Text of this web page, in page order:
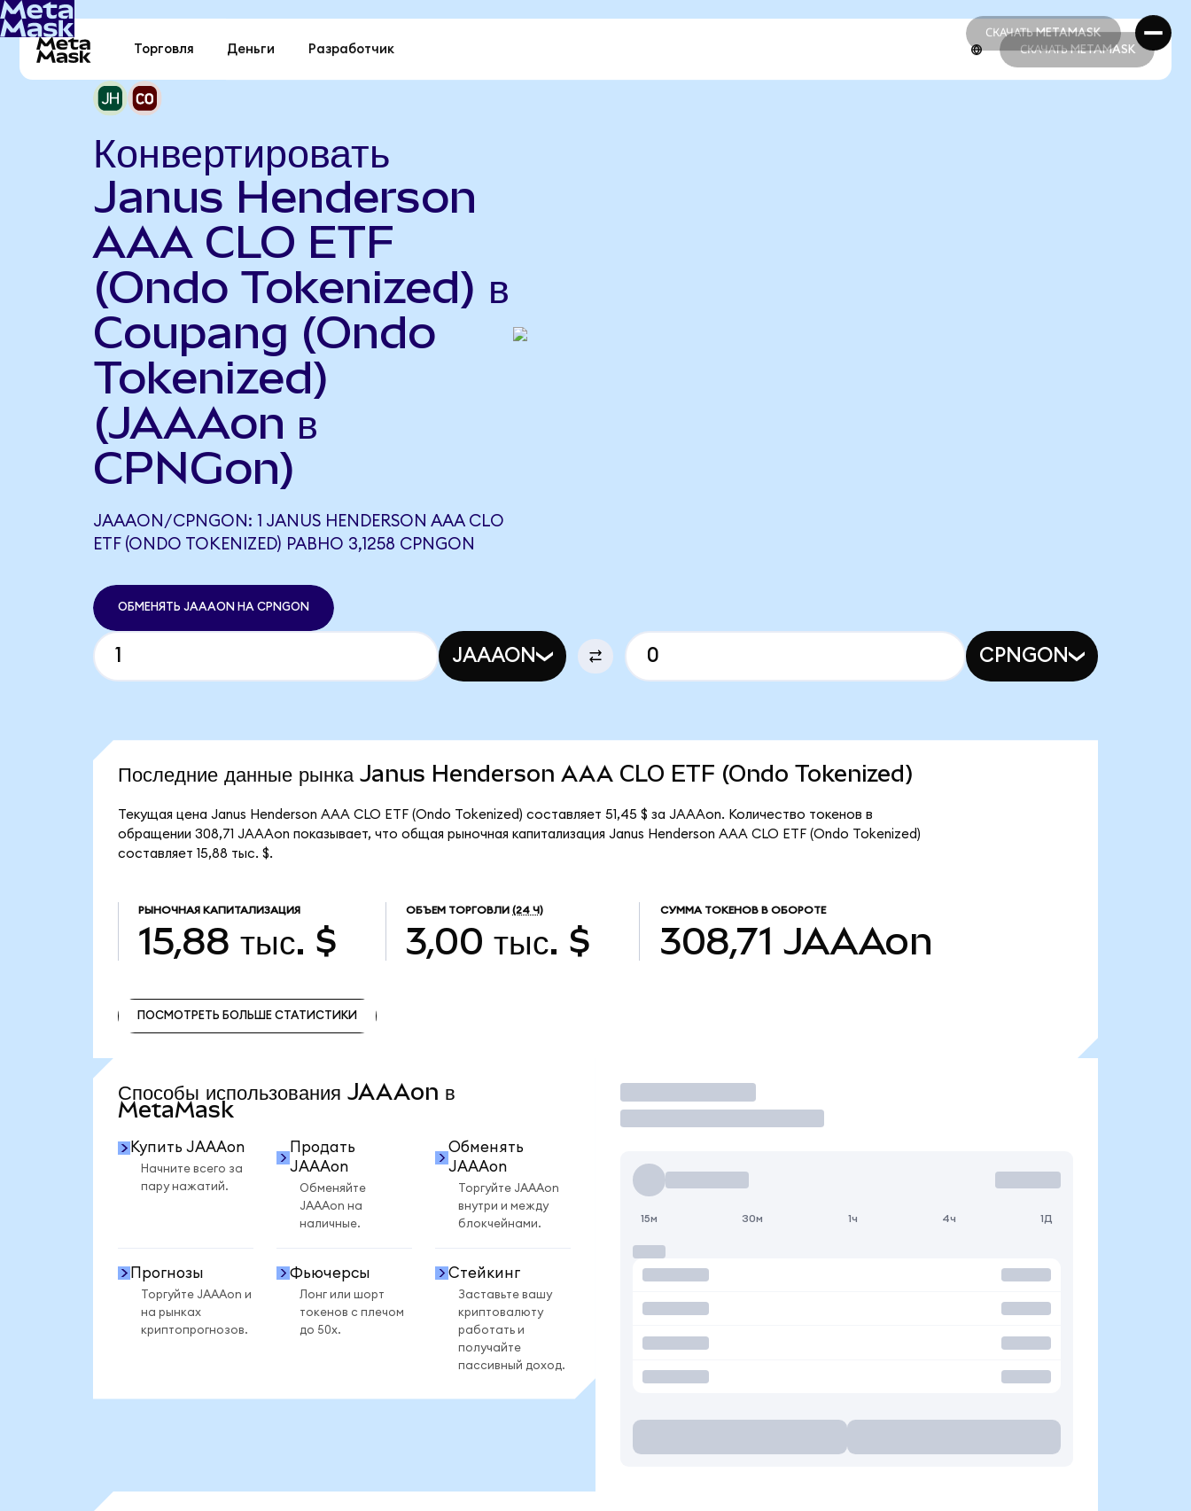
СКАЧАТЬ METAMASK
СКАЧАТЬ METAMASK
Торговля Деньги Разработчик СКАЧАТЬ METAMASK
Конвертировать
Janus Henderson
AAA CLO ETF
(Ondo Tokenized) в
Coupang (Ondo
Tokenized)
(JAAAon в
CPNGon)
JAAAON/CPNGON: 1 JANUS HENDERSON AAA CLO
ETF (ONDO TOKENIZED) РАВНО 3,1258 CPNGON
ОБМЕНЯТЬ JAAAON НА CPNGON
JAAAON CPNGON
Последние данные рынка Janus Henderson AAA CLO ETF (Ondo Tokenized)
Текущая цена Janus Henderson AAA CLO ETF (Ondo Tokenized) составляет 51,45 $ за JAAAon. Количество токенов в
обращении 308,71 JAAAon показывает, что общая рыночная капитализация Janus Henderson AAA CLO ETF (Ondo Tokenized)
составляет 15,88 тыс. $.
РЫНОЧНАЯ КАПИТАЛИЗАЦИЯ
15,88 тыс. $
ОБЪЕМ ТОРГОВЛИ (24 Ч)
3,00 тыс. $
СУММА ТОКЕНОВ В ОБОРОТЕ
308,71 JAAAon
ПОСМОТРЕТЬ БОЛЬШЕ СТАТИСТИКИ
Способы использования JAAAon в
MetaMask
Купить JAAAon
Начните всего за
пару нажатий.
Продать
JAAAon
Обменяйте
JAAAon на
наличные.
Обменять
JAAAon
Торгуйте JAAAon
внутри и между
блокчейнами.
Прогнозы
Торгуйте JAAAon и
на рынках
криптопрогнозов.
Фьючерсы
Лонг или шорт
токенов с плечом
до 50x.
Стейкинг
Заставьте вашу
криптовалюту
работать и
получайте
пассивный доход.
Торговать
15м 30м 1ч 4ч 1Д